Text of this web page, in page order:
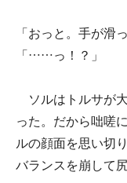
「おっと。手が滑っ
「……っ！？」
ソルはトルサが
った。だから咄嗟
ルの顔面を思い切
バランスを崩して